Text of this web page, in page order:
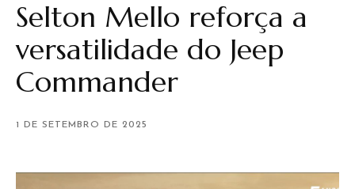
Selton Mello reforça a
versatilidade do Jeep
Commander
1 DE SETEMBRO DE 2025